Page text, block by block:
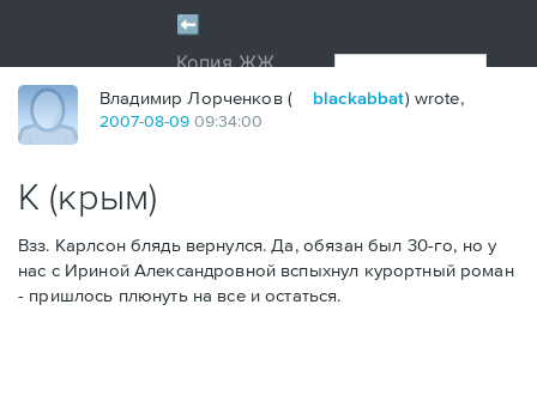
Владимир Лорченков ( blackabbat) wrote,
2007-08-09 09:34:00
К (крым)
Взз. Карлсон блядь вернулся. Да, обязан был 30-го, но у
нас с Ириной Александровной вспыхнул курортный роман
- пришлось плюнуть на все и остаться.